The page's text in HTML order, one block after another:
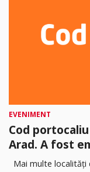
EVENIMENT
Cod
Arad. A fost
Mai multe localități